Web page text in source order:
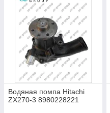
Водяная помпа Hitachi
ZX270-3 8980228221